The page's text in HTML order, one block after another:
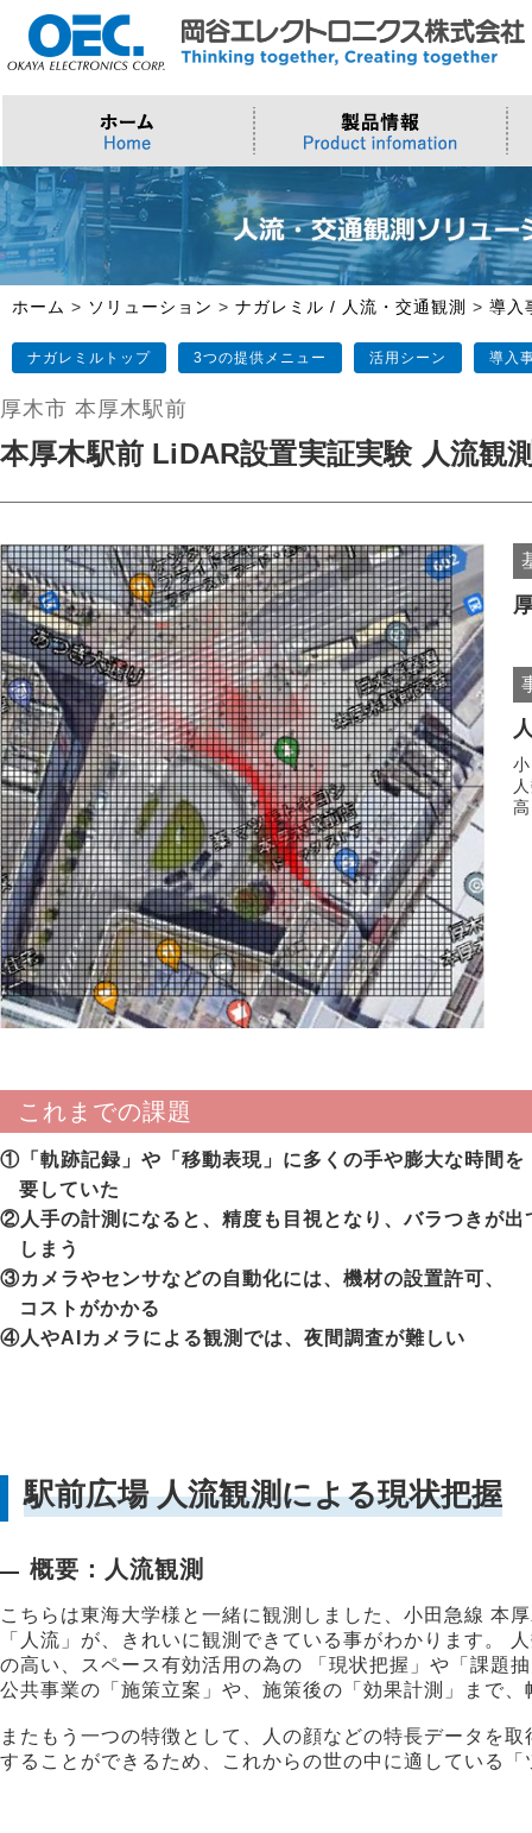
プロセッサ
>Intel (IoT/Embedded)
>Intel (PC)
>Intel Arc Graphics
ソフトウェア・クラウド
>Microsoft Azure
>Windows IoT
>Trellix
>AMI
>AI・IoTソリューション
>インテル IoTソリューション
>評価開発キット
>LLMソリューション
スマートシティ・DX
>ナガレミル / 人流・交通
>会社概要 >トップメッセージ
>製品・御見積お問い合わせ >その他・採用お問い合わせ
ホーム > ソリューション > ナガレミル / 人流・交通観測 > 導入
ナガレミルトップ 3つの提供メニュー 活用シーン 導入
厚木市 本厚木駅前
本厚木駅前 LiDAR設置実証実験 人流観
これまでの課題
①「軌跡記録」や「移動表現」に多くの手や膨大な時間を
要していた
②人手の計測になると、精度も目視となり、バラつきが出
しまう
③カメラやセンサなどの自動化には、機材の設置許可、
コストがかかる
④人やAIカメラによる観測では、夜間調査が難しい
駅前広場 人流観測による現状把握
概要：人流観測
こちらは東海大学様と一緒に観測しました、小田急線 本
「人流」が、きれいに観測できている事がわかります。
の高い、スペース有効活用の為の 「現状把握」や「課題
公共事業の「施策立案」や、施策後の「効果計測」まで
またもう一つの特徴として、人の顔などの特長データを
することができるため、これからの世の中に適している